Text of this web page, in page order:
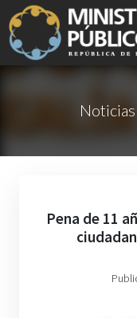
Pena de 11